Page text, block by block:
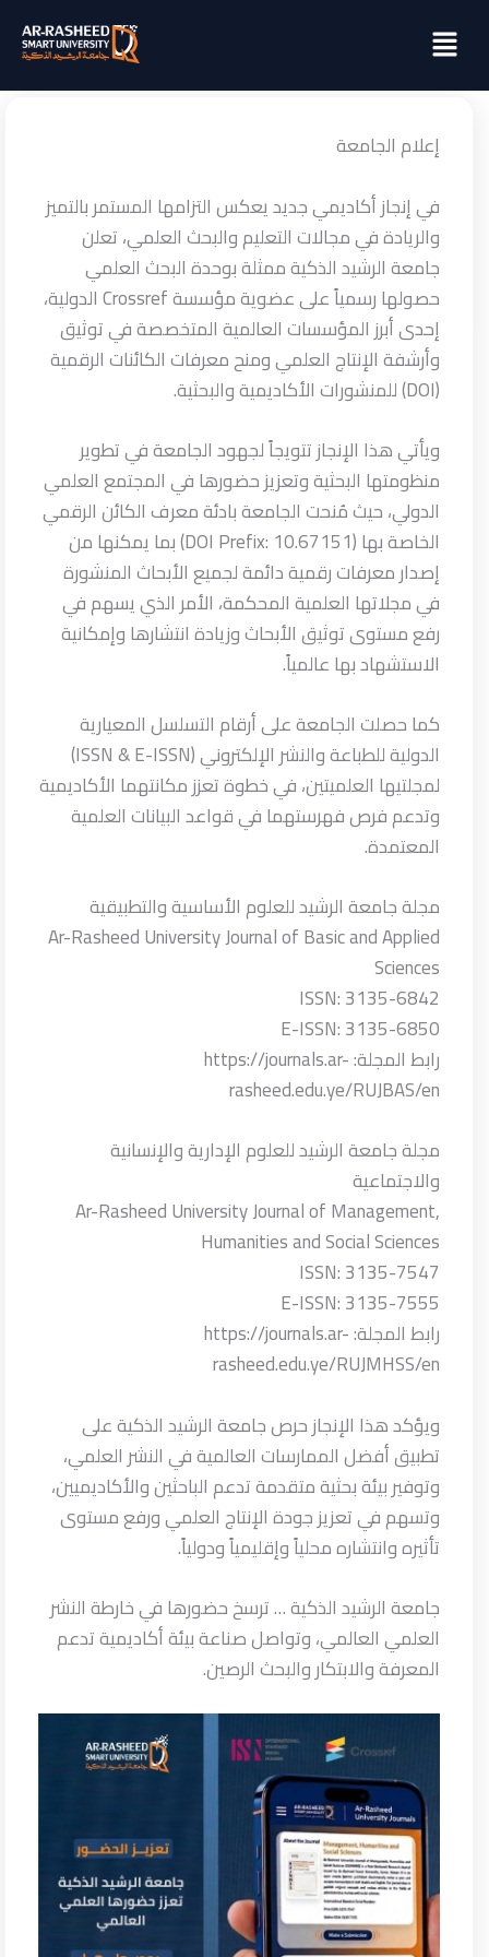
Menu
إعلام الجامعة
في إنجاز أكاديمي جديد يعكس التزامها المستمر بالتميز
والريادة في مجالات التعليم والبحث العلمي، تعلن
جامعة الرشيد الذكية ممثلة بوحدة البحث العلمي
حصولها رسمياً على عضوية مؤسسة Crossref الدولية،
إحدى أبرز المؤسسات العالمية المتخصصة في توثيق
وأرشفة الإنتاج العلمي ومنح معرفات الكائنات الرقمية
(DOI) للمنشورات الأكاديمية والبحثية.
ويأتي هذا الإنجاز تتويجاً لجهود الجامعة في تطوير
منظومتها البحثية وتعزيز حضورها في المجتمع العلمي
الدولي، حيث مُنحت الجامعة بادئة معرف الكائن الرقمي
الخاصة بها (DOI Prefix: 10.67151) بما يمكنها من
إصدار معرفات رقمية دائمة لجميع الأبحاث المنشورة
في مجلاتها العلمية المحكمة، الأمر الذي يسهم في
رفع مستوى توثيق الأبحاث وزيادة انتشارها وإمكانية
الاستشهاد بها عالمياً.
كما حصلت الجامعة على أرقام التسلسل المعيارية
الدولية للطباعة والنشر الإلكتروني (ISSN & E-ISSN)
لمجلتيها العلميتين، في خطوة تعزز مكانتهما الأكاديمية
وتدعم فرص فهرستهما في قواعد البيانات العلمية
المعتمدة.
مجلة جامعة الرشيد للعلوم الأساسية والتطبيقية
Ar-Rasheed University Journal of Basic and Applied
Sciences
ISSN: 3135-6842
E-ISSN: 3135-6850
رابط المجلة: https://journals.ar-
rasheed.edu.ye/RUJBAS/en
مجلة جامعة الرشيد للعلوم الإدارية والإنسانية
والاجتماعية
Ar-Rasheed University Journal of Management,
Humanities and Social Sciences
ISSN: 3135-7547
E-ISSN: 3135-7555
رابط المجلة: https://journals.ar-
rasheed.edu.ye/RUJMHSS/en
ويؤكد هذا الإنجاز حرص جامعة الرشيد الذكية على
تطبيق أفضل الممارسات العالمية في النشر العلمي،
وتوفير بيئة بحثية متقدمة تدعم الباحثين والأكاديميين،
وتسهم في تعزيز جودة الإنتاج العلمي ورفع مستوى
تأثيره وانتشاره محلياً وإقليمياً ودولياً.
جامعة الرشيد الذكية … ترسخ حضورها في خارطة النشر
العلمي العالمي، وتواصل صناعة بيئة أكاديمية تدعم
المعرفة والابتكار والبحث الرصين.